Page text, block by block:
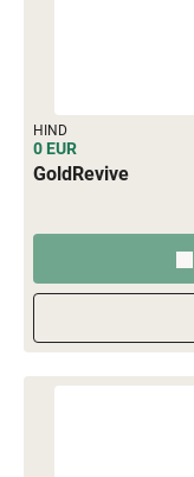
HIND
0 EUR
GoldRevive